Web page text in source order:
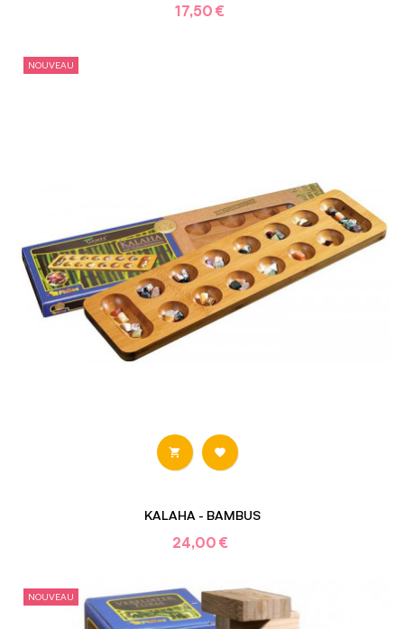
17,50 €
NOUVEAU
 
KALAHA - BAMBUS
24,00 €
NOUVEAU